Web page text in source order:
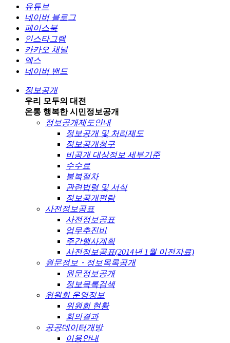
유튜브
네이버 블로그
페이스북
인스타그램
카카오 채널
엑스
네이버 밴드
정보공개
우리 모두의 대전
온통 행복한 시민정보공개
정보공개제도안내
정보공개 및 처리제도
정보공개청구
비공개 대상정보 세부기준
수수료
불복절차
관련법령 및 서식
정보공개편람
사전정보공표
사전정보공표
업무추진비
주간행사계획
사전정보공표(2014년 1월 이전자료)
원문정보・정보목록공개
원문정보공개
정보목록검색
위원회 운영정보
위원회 현황
회의결과
공공데이터개방
이용안내